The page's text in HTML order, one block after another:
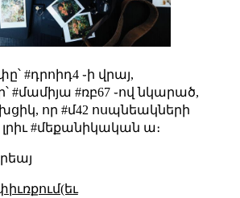
#դրոիդ4 ֊ի վրայ,
#մամիյա #ռբ67 ֊ով նկարած,
որ #մ42 ոսպնեակների
#մեքանիկական ա։